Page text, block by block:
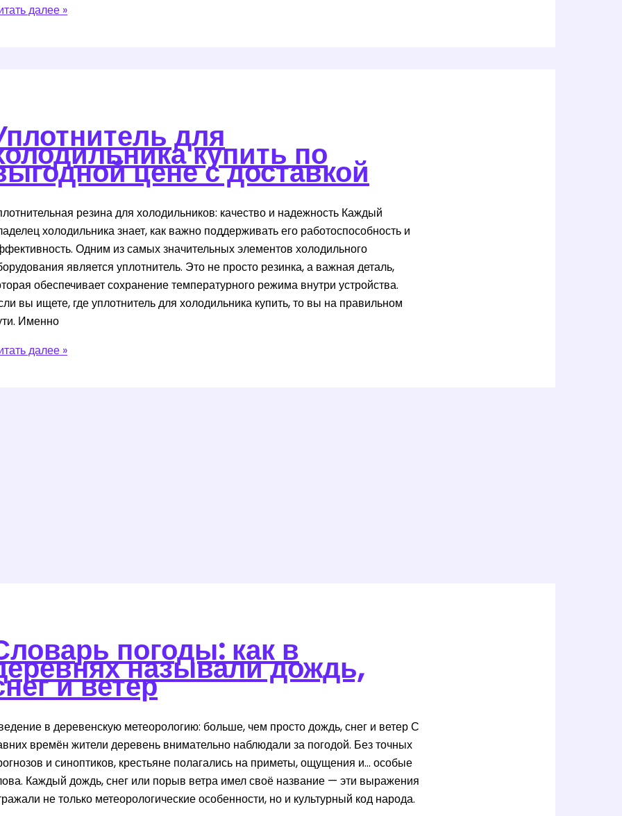
далее »
для
купить по
цене с доставкой
резина для холодильников: качество и надежность Каждый
холодильника знает, как важно поддерживать его работоспособность и
Одним из самых значительных элементов холодильного
является уплотнитель. Это не просто резинка, а важная деталь,
обеспечивает сохранение температурного режима внутри устройства.
вы ищете, где уплотнитель для холодильника купить, то вы на правильном
Именно
далее »
погоды: как в
называли дождь,
и ветер
в деревенскую метеорологию: больше, чем просто дождь, снег и ветер С
времён жители деревень внимательно наблюдали за погодой. Без точных
и синоптиков, крестьяне полагались на приметы, ощущения и… особые
Каждый дождь, снег или порыв ветра имел своё название — эти выражения
не только метеорологические особенности, но и культурный код народа.